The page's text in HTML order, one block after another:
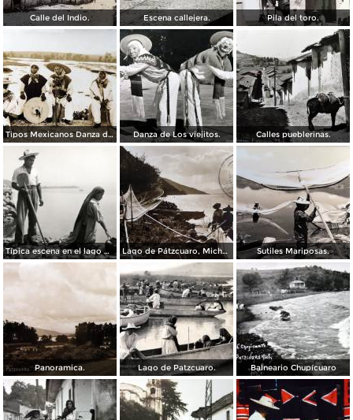
Calle del Indio. Escena callejera. Pila del toro.
Tipos Mexicanos Danza de Los viejitos.. Danza de Los viejitos. Calles pueblerinas.
Típica escena en el lago de Pátzcuaro Lago de Pátzcuaro, Michoacán por el Fotógrafo Hugo Brehme. ( Circulada el 6 de Marzo de 1931 ). Sutiles Mariposas.
Panoramica. Lago de Patzcuaro. Balneario Chupícuaro